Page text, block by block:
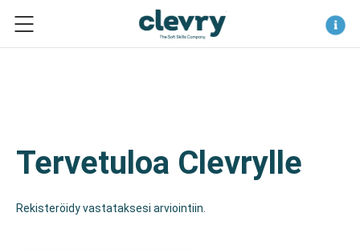
Tervetuloa Clevrylle
Rekisteröidy vastataksesi arviointiin.